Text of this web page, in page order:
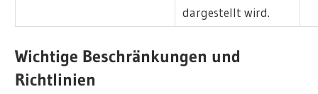
dargestellt wird.
Wichtige Beschränkungen und
Richtlinien